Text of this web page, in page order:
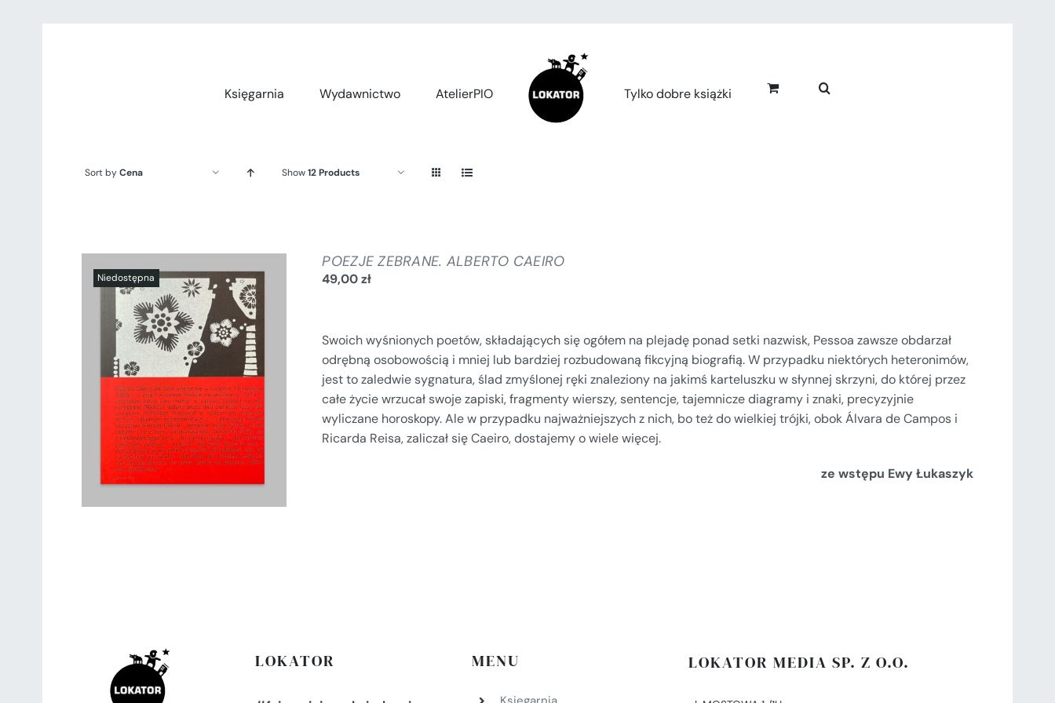
Księgarnia
Wydawnictwo AtelierPIO Tylko dobre książki
Sort byCena Show12 Products
SZCZEGÓŁY
POEZJE ZEBRANE. ALBERTO CAEIRO
49,00zł
Swoich wyśnionych poetów, składających się ogółem na plejadę ponad setki nazwisk, Pessoa zawsze obdarzał
odrębną osobowością i mniej lub bardziej rozbudowaną fikcyjną biografią. W przypadku niektórych heteronimów,
jest to zaledwie sygnatura, ślad zmyślonej ręki znaleziony na jakimś karteluszku w słynnej skrzyni, do której przez
całe życie wrzucał swoje zapiski, fragmenty wierszy, sentencje, tajemnicze diagramy i znaki, precyzyjnie
wyliczane horoskopy. Ale w przypadku najważniejszych z nich, bo też do wielkiej trójki, obok Álvara de Campos i
Ricarda Reisa, zaliczał się Caeiro, dostajemy o wiele więcej.
ze wstępu Ewy Łukaszyk
LOKATOR MENU LOKATOR MEDIA SP. Z O.O.